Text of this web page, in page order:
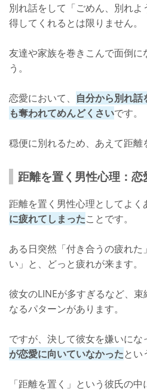
別れ話をして「ごめん、別れ
得してくれるとは限りません。
友達や家族を巻きこんで面倒に
う。
恋愛において、 自分から別れ
も奪われてめんどくさいです。
穏便に別れるため、あえて距離
距離を置く男性心理：恋
距離を置く男性心理としてよく
に疲れてしまったことです。
ある日突然「付き合うの疲れ
い」と、どっと疲れが来ます。
彼女のLINEが多すぎるなど、
なるパターンがあります。
ですが、決して彼女を嫌いに
が恋愛に向いていなかったとい
「距離を置く」という彼氏の